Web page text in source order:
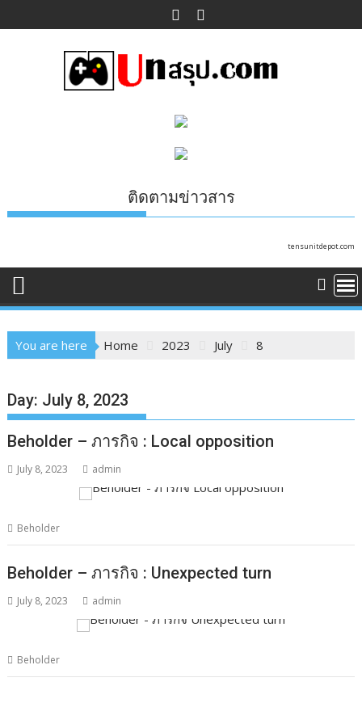
to
ติดตามข่าวสาร
tensunitdepot.com
You are here Home 2023 July 8
Day: July 8, 2023
Beholder – ภารกิจ : Local opposition
July 8, 2023 admin
Beholder
Beholder – ภารกิจ : Unexpected turn
July 8, 2023 admin
Beholder